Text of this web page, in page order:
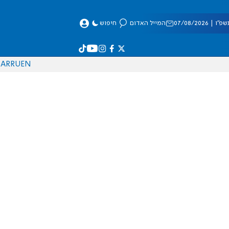
08/2026 המייל האדום חיפוש
EN
RU
AR